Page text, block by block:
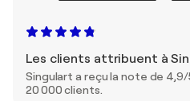
Les clients attribuent à
Singulart a reçu la note de
20 000 clients.